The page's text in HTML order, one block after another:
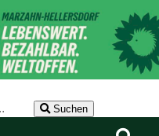
Suchen